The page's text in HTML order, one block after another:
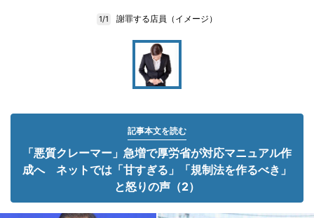
1/1 謝罪する店員（イメージ）
記事本文を読む
「悪質クレーマー」急増で厚労省が対応マニュアル作
成へ ネットでは「甘すぎる」「規制法を作るべき」
と怒りの声（2）